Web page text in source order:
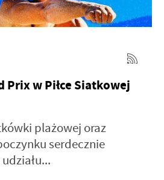
Prix w Piłce Siatkowej
plażowej oraz
serdecznie